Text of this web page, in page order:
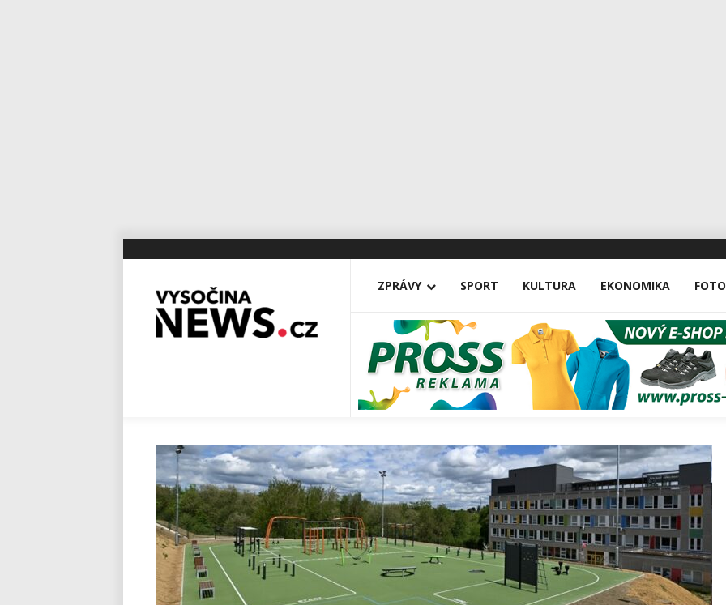
ZPRÁVY SPORT KULTURA EKONOMIKA